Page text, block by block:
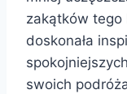
zakątków
doskonała
swoich